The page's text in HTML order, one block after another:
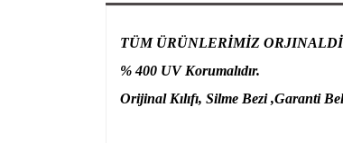
TÜM ÜRÜNLERİMİZ
% 400 UV Korumalıdır.
Orijinal Kılıfı, Silme Bezi ,Garanti